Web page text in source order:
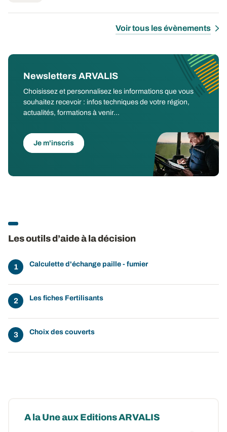
Voir tous les évènements
Newsletters ARVALIS
Choisissez et personnalisez les informations que vous
souhaitez recevoir : infos techniques de votre région,
actualités, formations à venir...
Je m'inscris
Les outils d’aide à la décision
Calculette d'échange paille - fumier
Les fiches Fertilisants
Choix des couverts
A la Une aux Editions ARVALIS